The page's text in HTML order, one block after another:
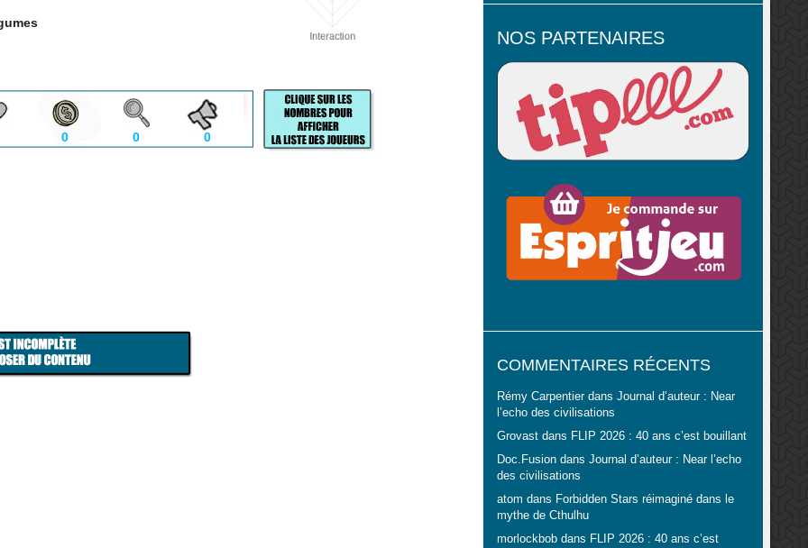
0 0 0
NOS PARTENAIRES
COMMENTAIRES RÉCENTS
Rémy Carpentierdans Journal d’auteur : Near
l’echo des civilisations
Grovastdans FLIP 2026 : 40 ans c’est bouillant
Doc.Fusiondans Journal d’auteur : Near l’echo
des civilisations
atom dans Forbidden Stars réimaginé dans le
mythe de Cthulhu
morlockbobdans FLIP 2026 : 40 ans c’est